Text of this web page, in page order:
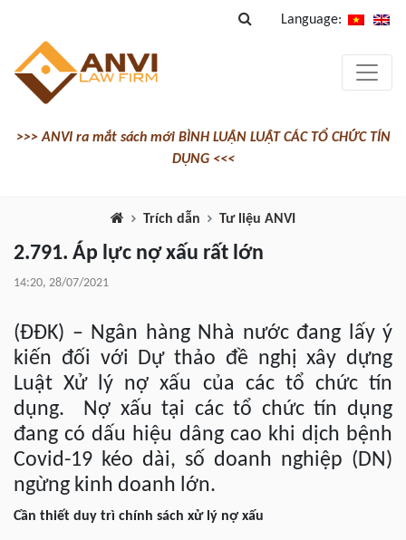
Language:
>>> ANVI ra mắt sách mới BÌNH LUẬN LUẬT CÁC TỔ CHỨC TÍN
DỤNG <<<
Trích dẫn Tư liệu ANVI
2.791. Áp lực nợ xấu rất lớn
14:20, 28/07/2021
(ĐĐK) – Ngân hàng Nhà nước đang lấy ý
kiến đối với Dự thảo đề nghị xây dựng
Luật Xử lý nợ xấu của các tổ chức tín
dụng. Nợ xấu tại các tổ chức tín dụng
đang có dấu hiệu dâng cao khi dịch bệnh
Covid-19 kéo dài, số doanh nghiệp (DN)
ngừng kinh doanh lớn.
Cần thiết duy trì chính sách xử lý nợ xấu